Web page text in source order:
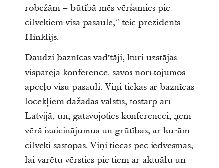
robežām – būtībā mēs vēršamies pie
cilvēkiem visā pasaulē,” teic prezidents
Hinklijs.
Daudzi baznīcas vadītāji, kuri uzstājas
vispārējā konferencē, savos norīkojumos
apceļo visu pasauli. Viņi tiekas ar baznīcas
locekļiem dažādās valstīs, tostarp arī
Latvijā, un, gatavojoties konferencei, ņem
vērā izaicinājumus un grūtības, ar kurām
cilvēki sastopas. Viņi tiecas pēc iedvesmas,
lai varētu vērsties pie tiem ar aktuālu un